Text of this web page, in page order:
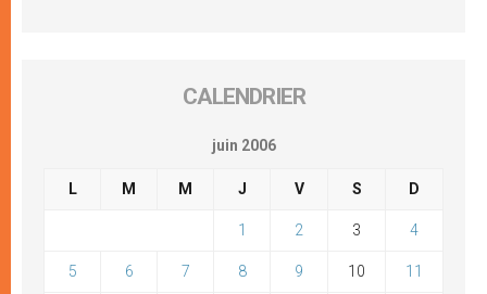
CALENDRIER
juin 2006
L M M J V S D
1 2 3 4
5 6 7 8 9 10 11